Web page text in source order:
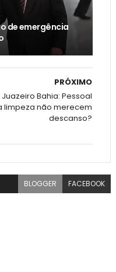
de emergência
PRÓXIMO
Juazeiro Bahia: Pessoal
limpeza não merecem
descanso?
BLOGGER FACEBOOK